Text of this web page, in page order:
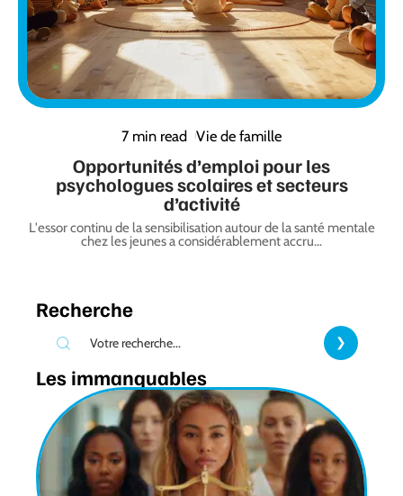
7 min read Vie de famille
Opportunités d’emploi pour les
psychologues scolaires et secteurs
d’activité
L'essor continu de la sensibilisation autour de la santé mentale
chez les jeunes a considérablement accru…
Recherche
Les immanquables